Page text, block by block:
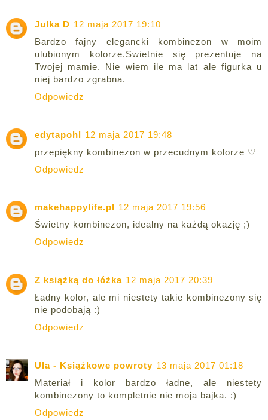
Julka D 12 maja 2017 19:10
Bardzo fajny elegancki kombinezon w moim
ulubionym kolorze.Swietnie się prezentuje na
Twojej mamie. Nie wiem ile ma lat ale figurka u
niej bardzo zgrabna.
Odpowiedz
edytapohl 12 maja 2017 19:48
przepiękny kombinezon w przecudnym kolorze ♡
Odpowiedz
makehappylife.pl
12 maja 2017 19:56
Świetny kombinezon, idealny na każdą okazję ;)
Odpowiedz
Z książką do łóżka 12 maja 2017 20:39
Ładny kolor, ale mi niestety takie kombinezony się
nie podobają :)
Odpowiedz
Ula - Książkowe powroty 13 maja 2017 01:18
Materiał i kolor bardzo ładne, ale niestety
kombinezony to kompletnie nie moja bajka. :)
Odpowiedz